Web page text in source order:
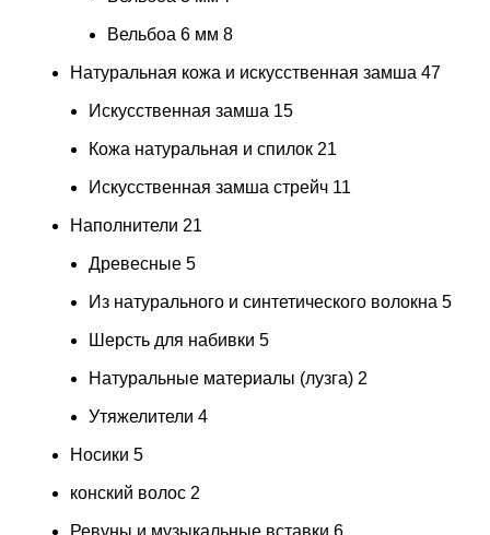
Вельбоа 6 мм 8
Натуральная кожа и искусственная замша 47
Искусственная замша 15
Кожа натуральная и спилок 21
Искусственная замша стрейч 11
Наполнители 21
Древесные 5
Из натурального и синтетического волокна 5
Шерсть для набивки 5
Натуральные материалы (лузга) 2
Утяжелители 4
Носики 5
конский волос 2
Ревуны и музыкальные вставки 6